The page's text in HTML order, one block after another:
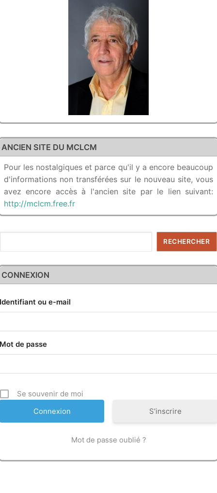
ANCIEN SITE DU MCLCM
Pour les nostalgiques et parce qu'il y a encore beaucoup
d'informations non transférées sur le nouveau site, vous
avez encore accès à l'ancien site par le lien suivant:
http://mclcm.free.fr
RECHERCHER
CONNEXION
Identifiant ou e-mail
Mot de passe
Se souvenir de moi
S’inscrire
Mot de passe oublié ?